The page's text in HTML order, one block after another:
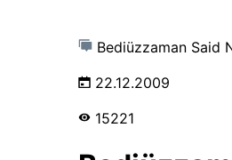
Bediüzzaman Said
22.12.2009
15221